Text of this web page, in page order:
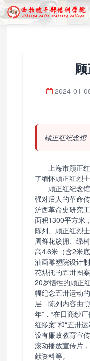
顾
2024-01-
顾正红纪念馆
上海市顾正红
了缅怀顾正红烈
顾正红纪念馆
强对后人的革命
沪西革命史研究
面积1300平方米
陈列、顾正红烈
周鲜花簇拥、绿
高4.6米（含2米
油画雕塑院设计
花烘托的五卅图
20岁牺牲的顾正
幅纪念五卅运动
层，陈列内容由“
年”，“在日商纱
红惨案”和“五卅
设有廉政教育宣
滚动播放宣传片
献资料等。